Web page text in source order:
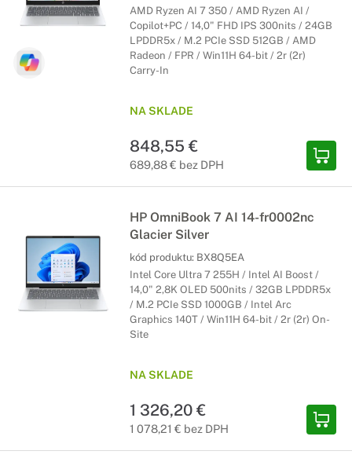
AMD Ryzen AI 7 350 / AMD Ryzen AI /
Copilot+PC / 14,0" FHD IPS 300nits / 24GB
LPDDR5x / M.2 PCIe SSD 512GB / AMD
Radeon / FPR / Win11H 64-bit / 2r (2r)
Carry-In
NA SKLADE
848,55 €
689,88 € bez DPH
HP OmniBook 7 AI 14-fr0002nc
Glacier Silver
kód produktu: BX8Q5EA
Intel Core Ultra 7 255H / Intel AI Boost /
14,0" 2,8K OLED 500nits / 32GB LPDDR5x
/ M.2 PCIe SSD 1000GB / Intel Arc
Graphics 140T / Win11H 64-bit / 2r (2r) On-
Site
NA SKLADE
1 326,20 €
1 078,21 € bez DPH